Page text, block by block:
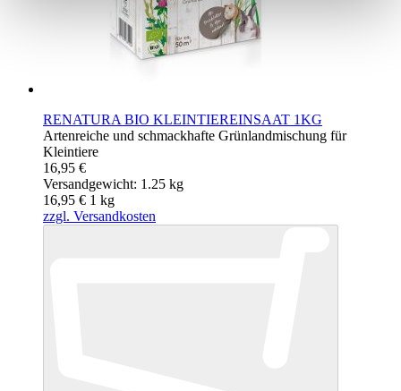
RENATURA BIO KLEINTIEREINSAAT 1KG
Artenreiche und schmackhafte Grünlandmischung für
Kleintiere
16,95 €
Versandgewicht: 1.25 kg
16,95 € 1 kg
zzgl. Versandkosten